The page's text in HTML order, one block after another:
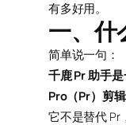
有多好用。
一、什
简单说一句：
千鹿 Pr 助手
Pro（Pr）剪
它不是替代 Pr